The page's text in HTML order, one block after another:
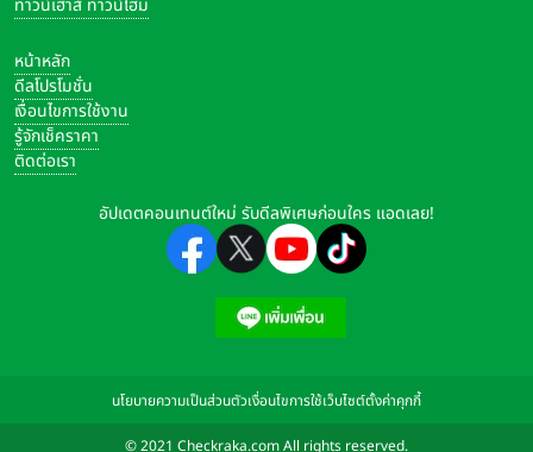
ทาวน์เฮ้าส์ ทาวน์โฮม
หน้าหลัก
ดีลโปรโมชั่น
เงื่อนไขการใช้งาน
รู้จักเช็คราคา
ติดต่อเรา
อัปเดตคอนเทนต์ใหม่ รับดีลพิเศษก่อนใคร แอดเลย!
นโยบายความเป็นส่วนตัวเงื่อนไขการใช้เว็บไซต์ตั้งค่าคุกกี้
© 2021 Checkraka.com All rights reserved.